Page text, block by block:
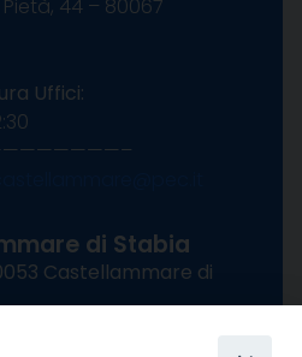
44 – 80067
Uffici:
di Stabia
Castellammare di